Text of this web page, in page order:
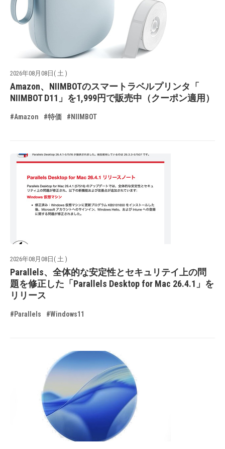
2026年08月08日( 土 )
Amazon、NIIMBOTのスマートラベルプリンタ「
NIIMBOT D11」を1,999円で販売中（クーポン適用）
#Amazon #特価 #NIIMBOT
2026年08月08日( 土 )
Parallels、全体的な安定性とセキュリテイ上の問
題を修正した「Parallels Desktop for Mac 26.4.1」を
リリース
#Parallels #Windows11